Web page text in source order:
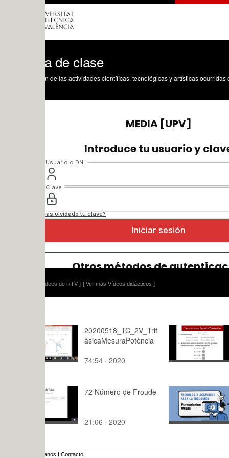
de clase
de las actividades científicas, tecnológicas y artísticas ocurridas en los tres
[ Ver más Vídeos didácticos ]
20200518_TC_2V_Trif
àsicaMesuraPotència
74:54 · 2020
05
Dilatación
6:19 · 2017
72 Número de Froude
21:06 · 2020 2:24 · 2023